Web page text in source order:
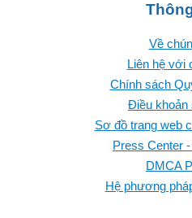
Về
Liên hệ với
Chính sách
Điều khoản
Sơ đồ trang web
Press Center
DMCA
Hệ phương